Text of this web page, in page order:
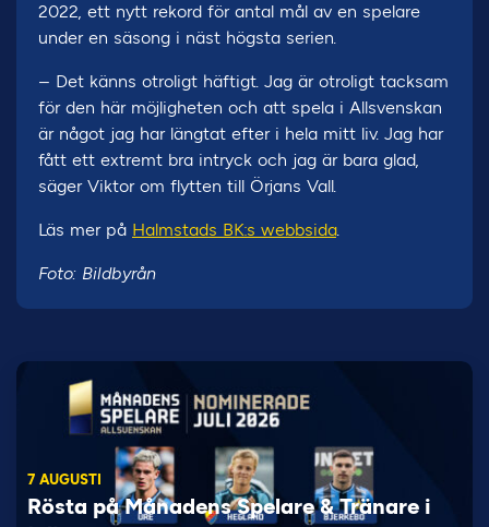
2022, ett nytt rekord för antal mål av en spelare
under en säsong i näst högsta serien.
– Det känns otroligt häftigt. Jag är otroligt tacksam
för den här möjligheten och att spela i Allsvenskan
är något jag har längtat efter i hela mitt liv. Jag har
fått ett extremt bra intryck och jag är bara glad,
säger Viktor om flytten till Örjans Vall.
Läs mer på Halmstads BK:s webbsida.
Foto: Bildbyrån
7 AUGUSTI
Rösta på Månadens Spelare & Tränare i